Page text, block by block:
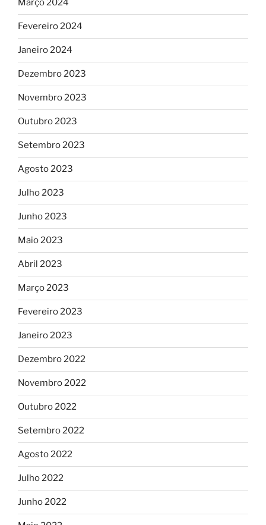
Março 2024
Fevereiro 2024
Janeiro 2024
Dezembro 2023
Novembro 2023
Outubro 2023
Setembro 2023
Agosto 2023
Julho 2023
Junho 2023
Maio 2023
Abril 2023
Março 2023
Fevereiro 2023
Janeiro 2023
Dezembro 2022
Novembro 2022
Outubro 2022
Setembro 2022
Agosto 2022
Julho 2022
Junho 2022